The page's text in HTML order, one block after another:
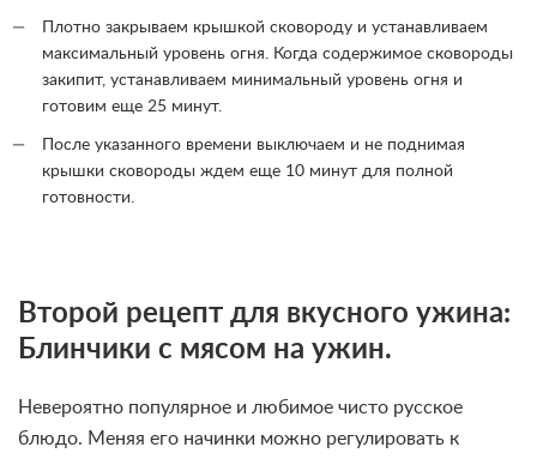
Плотно закрываем крышкой сковороду и устанавливаем
максимальный уровень огня. Когда содержимое сковороды
закипит, устанавливаем минимальный уровень огня и
готовим еще 25 минут.
После указанного времени выключаем и не поднимая
крышки сковороды ждем еще 10 минут для полной
готовности.
Второй рецепт для вкусного ужина:
Блинчики с мясом на ужин.
Невероятно популярное и любимое чисто русское
блюдо. Меняя его начинки можно регулировать к